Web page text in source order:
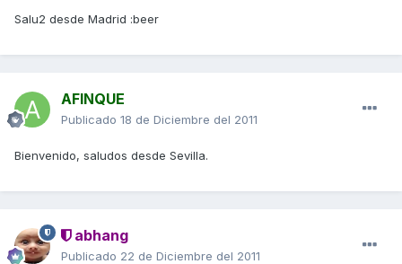
Salu2 desde Madrid :beer
AFINQUE
Publicado 18 de Diciembre del 2011
Bienvenido, saludos desde Sevilla.
abhang
Publicado 22 de Diciembre del 2011